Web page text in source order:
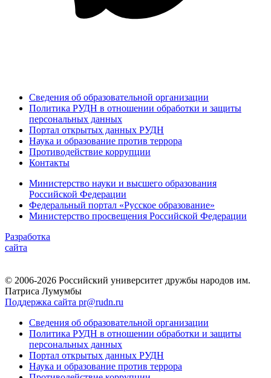
Сведения об образовательной организации
Политика РУДН в отношении обработки и защиты
персональных данных
Портал открытых данных РУДН
Наука и образование против террора
Противодействие коррупции
Контакты
Министерство науки и высшего образования
Российской Федерации
Федеральный портал «Русское образование»
Министерство просвещения Российской Федерации
Разработка
сайта
© 2006-2026 Российский университет дружбы народов им.
Патриса Лумумбы
Поддержка сайта pr@rudn.ru
Сведения об образовательной организации
Политика РУДН в отношении обработки и защиты
персональных данных
Портал открытых данных РУДН
Наука и образование против террора